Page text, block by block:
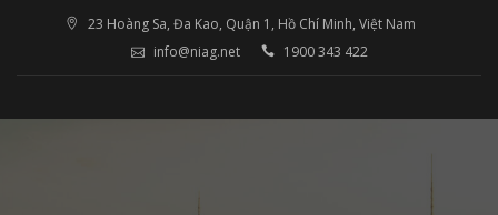
23 Hoàng Sa, Đa Kao, Quận 1, Hồ Chí Minh, Việt Nam
info@niag.net
1900 343 422